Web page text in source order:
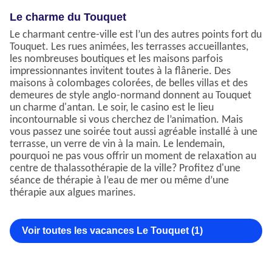
Le charme du Touquet
Le charmant centre-ville est l’un des autres points fort du
Touquet. Les rues animées, les terrasses accueillantes,
les nombreuses boutiques et les maisons parfois
impressionnantes invitent toutes à la flânerie. Des
maisons à colombages colorées, de belles villas et des
demeures de style anglo-normand donnent au Touquet
un charme d'antan. Le soir, le casino est le lieu
incontournable si vous cherchez de l’animation. Mais
vous passez une soirée tout aussi agréable installé à une
terrasse, un verre de vin à la main. Le lendemain,
pourquoi ne pas vous offrir un moment de relaxation au
centre de thalassothérapie de la ville? Profitez d'une
séance de thérapie à l’eau de mer ou même d’une
thérapie aux algues marines.
Voir toutes les vacances Le Touquet (1)